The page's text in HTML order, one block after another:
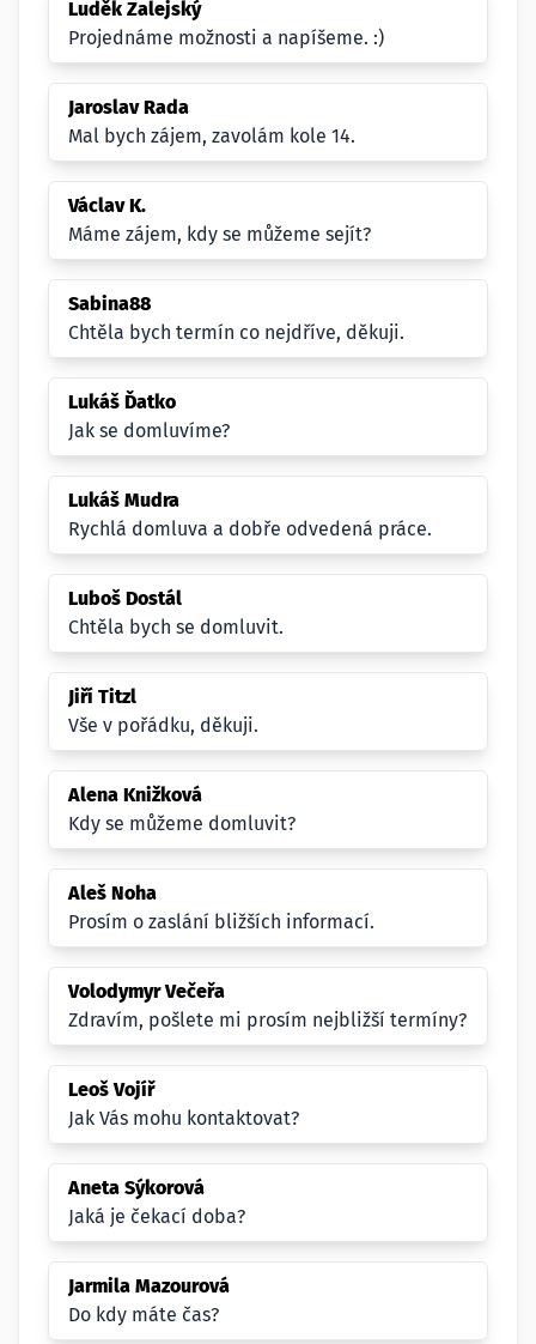
Luděk Zalejský
Projednáme možnosti a napíšeme. :)
Jaroslav Rada
Mal bych zájem, zavolám kole 14.
Václav K.
Máme zájem, kdy se můžeme sejít?
Sabina88
Chtěla bych termín co nejdříve, děkuji.
Lukáš Ďatko
Jak se domluvíme?
Lukáš Mudra
Rychlá domluva a dobře odvedená práce.
Luboš Dostál
Chtěla bych se domluvit.
Jiří Titzl
Vše v pořádku, děkuji.
Alena Knižková
Kdy se můžeme domluvit?
Aleš Noha
Prosím o zaslání bližších informací.
Volodymyr Večeřa
Zdravím, pošlete mi prosím nejbližší termíny?
Leoš Vojíř
Jak Vás mohu kontaktovat?
Aneta Sýkorová
Jaká je čekací doba?
Jarmila Mazourová
Do kdy máte čas?